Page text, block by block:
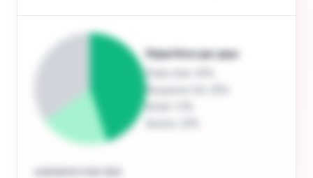
Répartition par pays
États-Unis
Brésil